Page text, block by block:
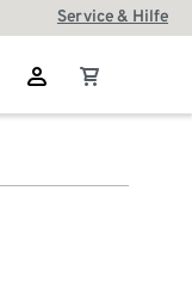
Service & Hilfe